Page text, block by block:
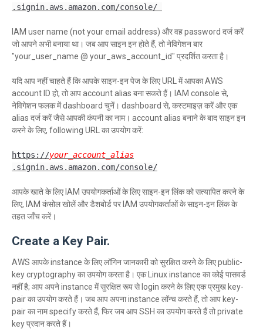
.signin.aws.amazon.com/console/
IAM user name (not your email address) और वह password दर्ज करें
जो आपने अभी बनाया था। जब आप साइन इन होते हैं, तो नेविगेशन बार
"your_user_name @ your_aws_account_id" प्रदर्शित करता है।
यदि आप नहीं चाहते हैं कि आपके साइन-इन पेज के लिए URL में आपका AWS
account ID हो, तो आप account alias बना सकते हैं। IAM console से,
नेविगेशन फलक में dashboard चुनें। dashboard से, कस्टमाइज़ करें और एक
alias दर्ज करें जैसे आपकी कंपनी का नाम। account alias बनाने के बाद साइन इन
करने के लिए, following URL का उपयोग करें:
https://your_account_alias
.signin.aws.amazon.com/console/
आपके खाते के लिए IAM उपयोगकर्ताओं के लिए साइन-इन लिंक को सत्यापित करने के
लिए, IAM कंसोल खोलें और डैशबोर्ड पर IAM उपयोगकर्ताओं के साइन-इन लिंक के
तहत जाँच करें।
Create a Key Pair.
AWS आपके instance के लिए लॉगिन जानकारी को सुरक्षित करने के लिए public-
key cryptography का उपयोग करता है। एक Linux instance का कोई पासवर्ड
नहीं है; आप अपने instance में सुरक्षित रूप से login करने के लिए एक प्रमुख key-
pair का उपयोग करते हैं। जब आप अपना instance लॉन्च करते हैं, तो आप key-
pair का नाम specify करते हैं, फिर जब आप SSH का उपयोग करते हैं तो private
key प्रदान करते हैं।